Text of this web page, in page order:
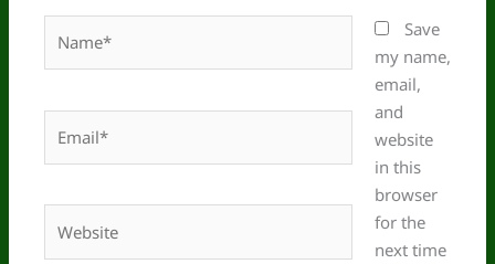
Save
my name,
email,
and
website
in this
browser
for the
next time